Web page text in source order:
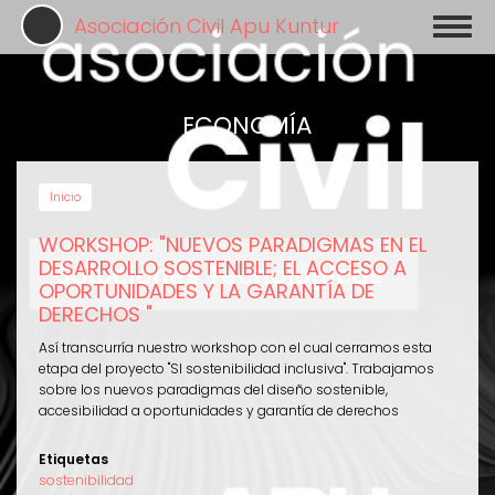
Pasar
contenido
principal
Asociación Civil Apu Kuntur
ECONOMÍA
Inicio
WORKSHOP: "NUEVOS PARADIGMAS EN EL
DESARROLLO SOSTENIBLE; EL ACCESO A
OPORTUNIDADES Y LA GARANTÍA DE
DERECHOS "
Así transcurría nuestro workshop con el cual cerramos esta
etapa del proyecto "SI sostenibilidad inclusiva". Trabajamos
sobre los nuevos paradigmas del diseño sostenible,
accesibilidad a oportunidades y garantía de derechos
Etiquetas
sostenibilidad